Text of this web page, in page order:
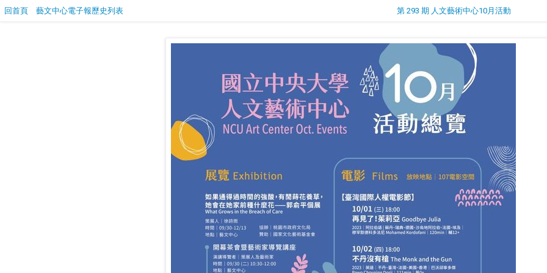
回首頁 藝文中心電子報歷史列表 第 293 期 人文藝術中心10月活動